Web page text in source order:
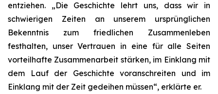
entziehen. „Die Geschichte lehrt uns, dass wir in
schwierigen Zeiten an unserem ursprünglichen
Bekenntnis zum friedlichen Zusammenleben
festhalten, unser Vertrauen in eine für alle Seiten
vorteilhafte Zusammenarbeit stärken, im Einklang mit
dem Lauf der Geschichte voranschreiten und im
Einklang mit der Zeit gedeihen müssen“, erklärte er.